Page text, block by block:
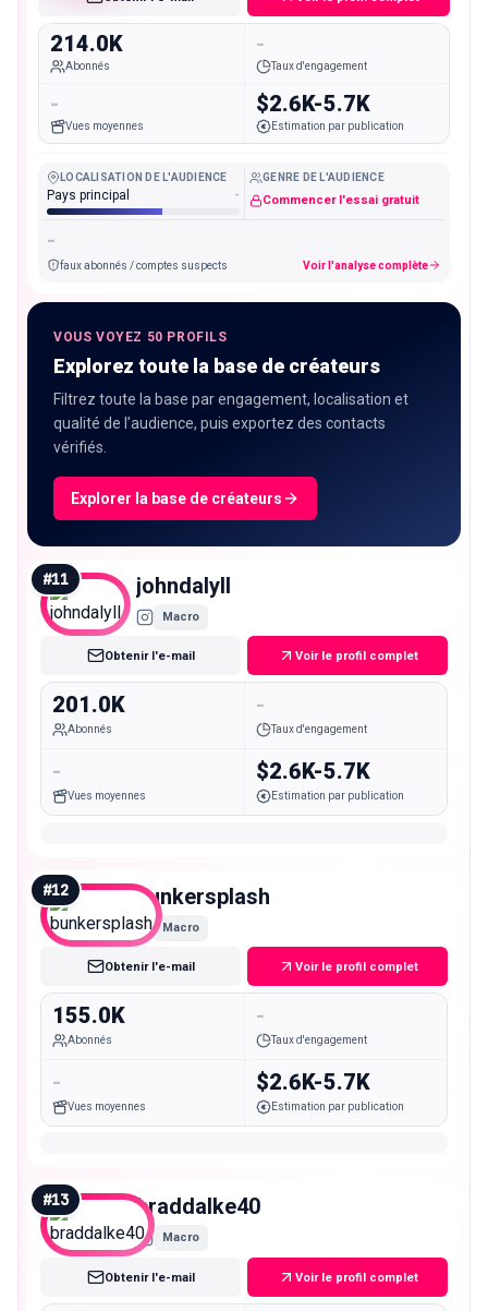
214.0K
Abonnés
-
Taux d'engagement
-
Vues moyennes
$2.6K-5.7K
Estimation par publication
LOCALISATION DE L'AUDIENCE
Pays principal -
GENRE DE L'AUDIENCE
Commencer l'essai gratuit
-
faux abonnés / comptes suspects Voir l'analyse complète
VOUS VOYEZ 50 PROFILS
Explorez toute la base de créateurs
Filtrez toute la base par engagement, localisation et
qualité de l’audience, puis exportez des contacts
vérifiés.
Explorer la base de créateurs
#11 johndalyll
Macro
Obtenir l'e-mail Voir le profil complet
201.0K
Abonnés
-
Taux d'engagement
-
Vues moyennes
$2.6K-5.7K
Estimation par publication
#12 bunkersplash
Macro
Obtenir l'e-mail Voir le profil complet
155.0K
Abonnés
-
Taux d'engagement
-
Vues moyennes
$2.6K-5.7K
Estimation par publication
#13 braddalke40
Macro
Obtenir l'e-mail Voir le profil complet